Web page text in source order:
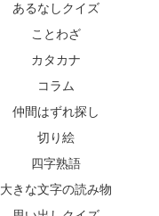
あるなしクイズ
ことわざ
カタカナ
コラム
仲間はずれ探し
切り絵
四字熟語
大きな文字の読み物